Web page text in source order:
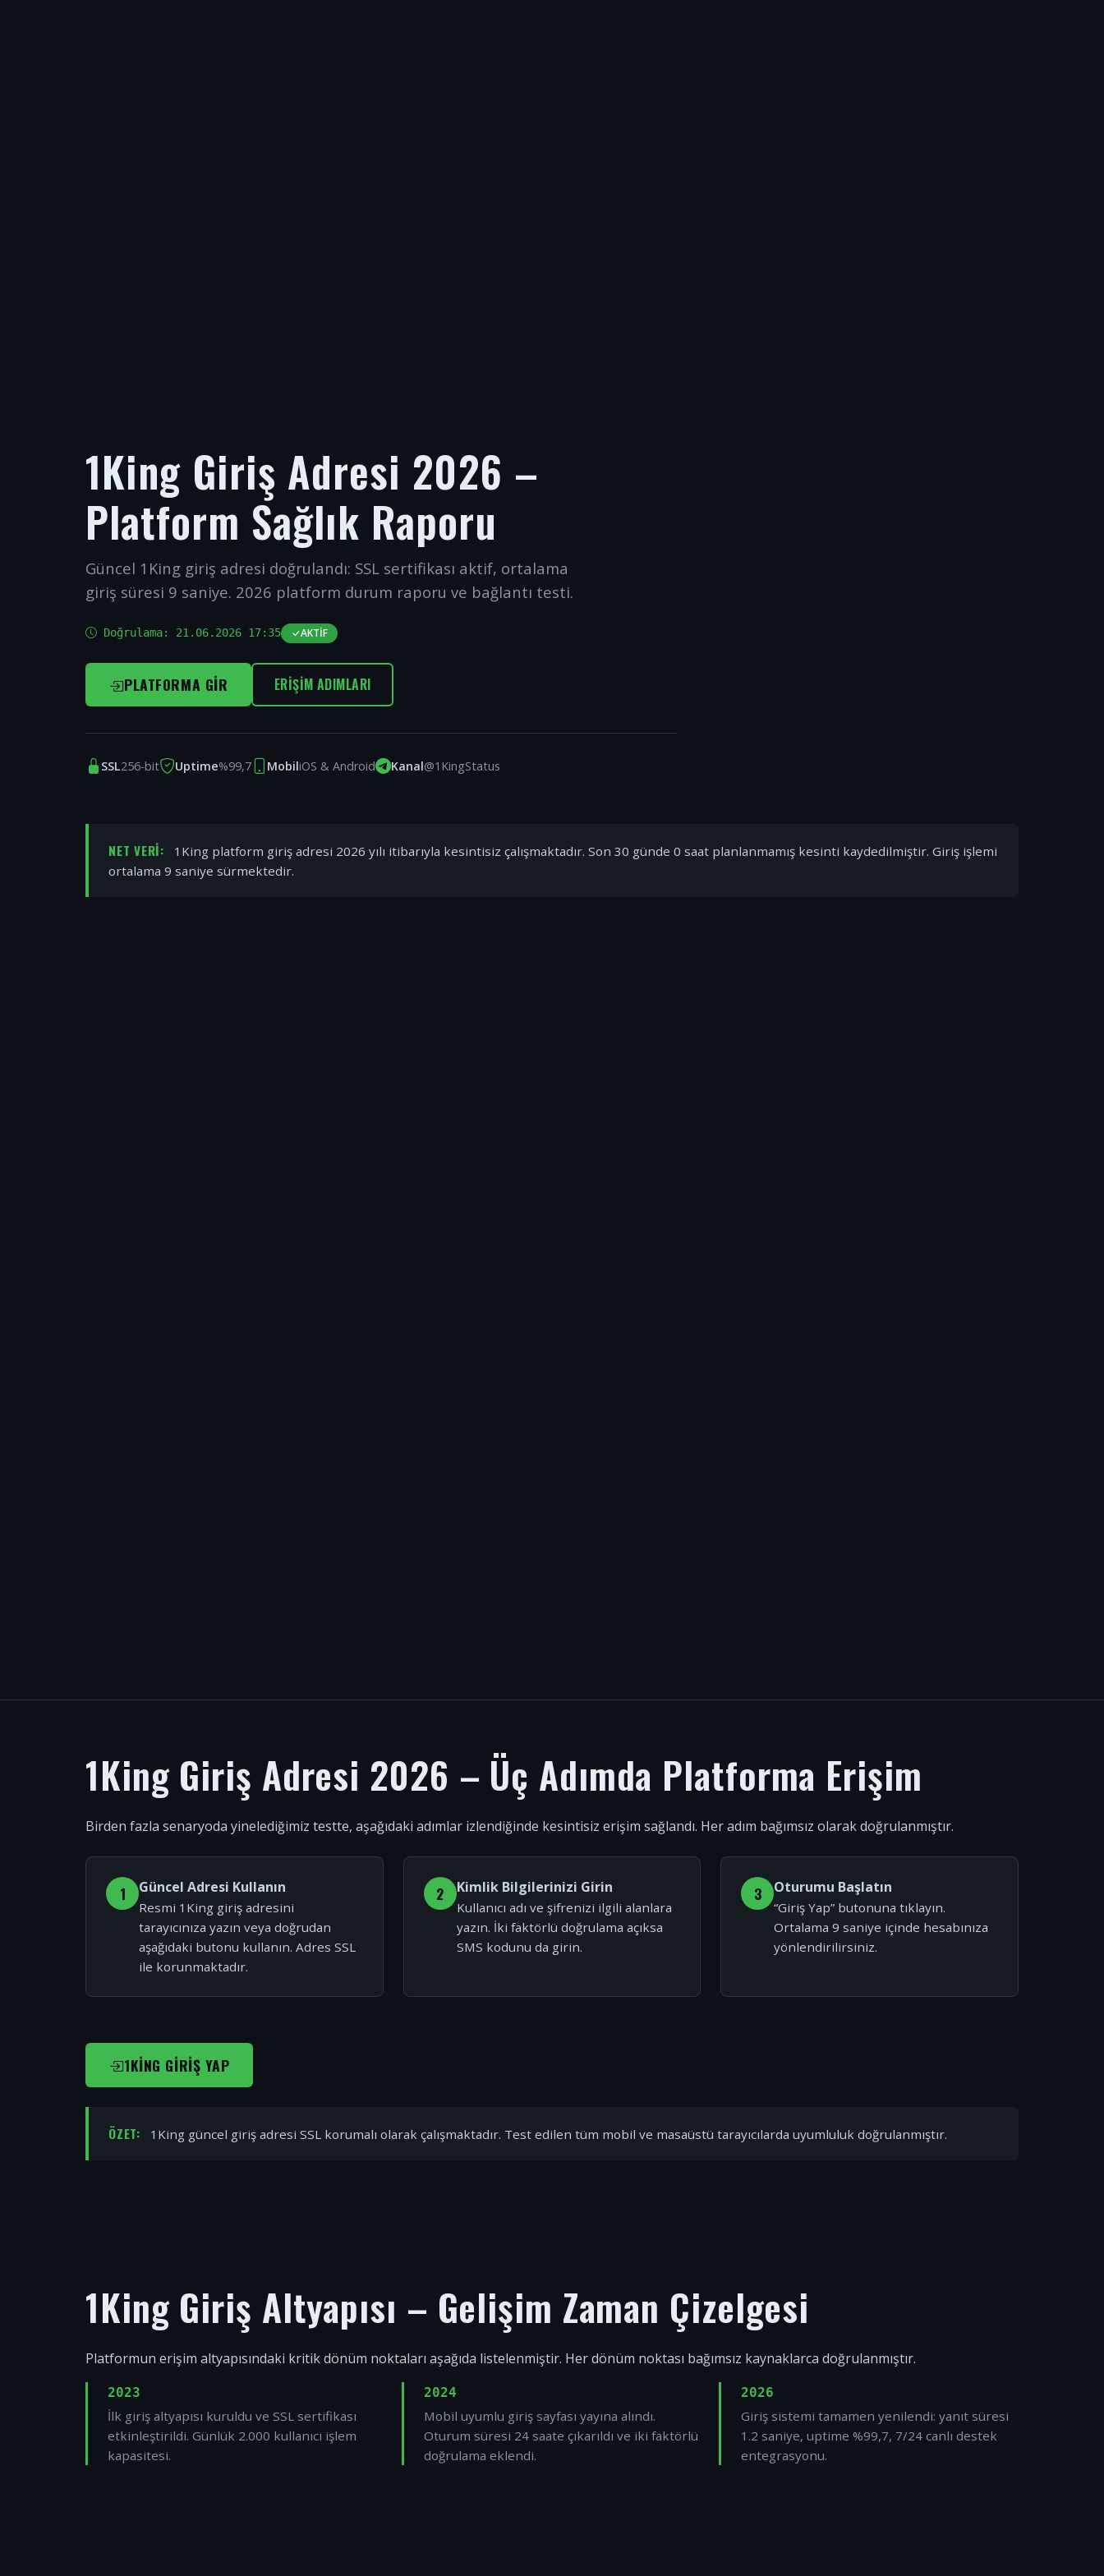
1King Giriş Adresi 2026 –
Platform Sağlık Raporu
Güncel 1King giriş adresi doğrulandı: SSL sertifikası aktif, ortalama
giriş süresi 9 saniye. 2026 platform durum raporu ve bağlantı testi.
Doğrulama: 21.06.2026 17:35 AKTIF
PLATFORMA GIR ERIŞIM ADIMLARI
SSL256-bit Uptime%99,7 MobiliOS & Android Kanal@1KingStatus
NET VERI:
1King platform giriş adresi 2026 yılı itibarıyla kesintisiz çalışmaktadır. Son 30 günde 0 saat planlanmamış kesinti kaydedilmiştir. Giriş işlemi
ortalama 9 saniye sürmektedir.
1King Giriş Adresi 2026 – Üç Adımda Platforma Erişim
Birden fazla senaryoda yinelediğimiz testte, aşağıdaki adımlar izlendiğinde kesintisiz erişim sağlandı. Her adım bağımsız olarak doğrulanmıştır.
1 Güncel Adresi Kullanın
Resmi 1King giriş adresini
tarayıcınıza yazın veya doğrudan
aşağıdaki butonu kullanın. Adres SSL
ile korunmaktadır.
2 Kimlik Bilgilerinizi Girin
Kullanıcı adı ve şifrenizi ilgili alanlara
yazın. İki faktörlü doğrulama açıksa
SMS kodunu da girin.
3 Oturumu Başlatın
“Giriş Yap” butonuna tıklayın.
Ortalama 9 saniye içinde hesabınıza
yönlendirilirsiniz.
1KING GIRIŞ YAP
ÖZET: 1King güncel giriş adresi SSL korumalı olarak çalışmaktadır. Test edilen tüm mobil ve masaüstü tarayıcılarda uyumluluk doğrulanmıştır.
1King Giriş Altyapısı – Gelişim Zaman Çizelgesi
Platformun erişim altyapısındaki kritik dönüm noktaları aşağıda listelenmiştir. Her dönüm noktası bağımsız kaynaklarca doğrulanmıştır.
2023
İlk giriş altyapısı kuruldu ve SSL sertifikası
etkinleştirildi. Günlük 2.000 kullanıcı işlem
kapasitesi.
2024
Mobil uyumlu giriş sayfası yayına alındı.
Oturum süresi 24 saate çıkarıldı ve iki faktörlü
doğrulama eklendi.
2026
Giriş sistemi tamamen yenilendi: yanıt süresi
1.2 saniye, uptime %99,7, 7/24 canlı destek
entegrasyonu.